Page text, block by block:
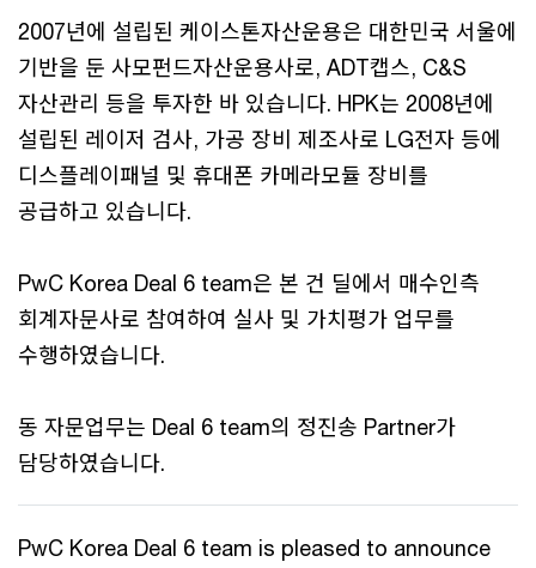
2007년에 설립된 케이스톤자산운용은 대한민국 서울에
기반을 둔 사모펀드자산운용사로, ADT캡스, C&S
자산관리 등을 투자한 바 있습니다. HPK는 2008년에
설립된 레이저 검사, 가공 장비 제조사로 LG전자 등에
디스플레이패널 및 휴대폰 카메라모듈 장비를
공급하고 있습니다.
PwC Korea Deal 6 team은 본 건 딜에서 매수인측
회계자문사로 참여하여 실사 및 가치평가 업무를
수행하였습니다.
동 자문업무는 Deal 6 team의 정진송 Partner가
담당하였습니다.
PwC Korea Deal 6 team is pleased to announce